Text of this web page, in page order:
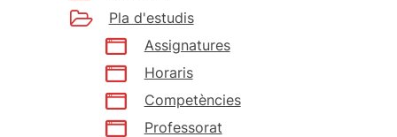
Pla d'estudis
Assignatures
Horaris
Competències
Professorat